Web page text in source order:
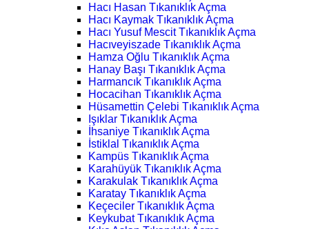
Hacı Hasan Tıkanıklık Açma
Hacı Kaymak Tıkanıklık Açma
Hacı Yusuf Mescit Tıkanıklık Açma
Hacıveyiszade Tıkanıklık Açma
Hamza Oğlu Tıkanıklık Açma
Hanay Başı Tıkanıklık Açma
Harmancık Tıkanıklık Açma
Hocacihan Tıkanıklık Açma
Hüsamettin Çelebi Tıkanıklık Açma
Işıklar Tıkanıklık Açma
İhsaniye Tıkanıklık Açma
İstiklal Tıkanıklık Açma
Kampüs Tıkanıklık Açma
Karahüyük Tıkanıklık Açma
Karakulak Tıkanıklık Açma
Karatay Tıkanıklık Açma
Keçeciler Tıkanıklık Açma
Keykubat Tıkanıklık Açma